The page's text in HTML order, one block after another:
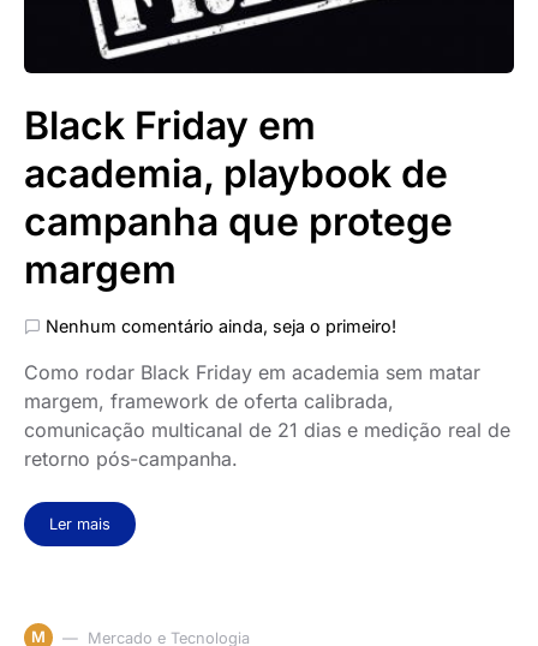
Black Friday em
academia, playbook de
campanha que protege
margem
Nenhum comentário ainda, seja o primeiro!
Como rodar Black Friday em academia sem matar
margem, framework de oferta calibrada,
comunicação multicanal de 21 dias e medição real de
retorno pós-campanha.
Ler mais
M Mercado e Tecnologia